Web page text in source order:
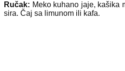
Ručak: Meko kuhano jaje, kašika
sira. Čaj sa limunom ili kafa.